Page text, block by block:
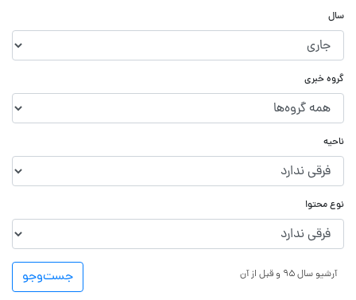
سال
گروه خبری
ناحیه
نوع محتوا
جست‌و‌جو آرشیو سال ۹۵ و قبل از آن